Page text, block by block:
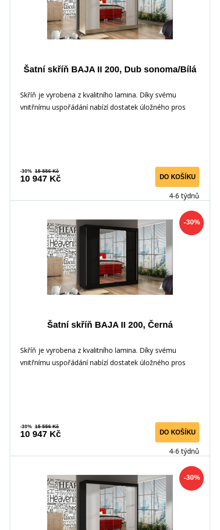
Šatní skříň BAJA II 200, Dub sonoma/Bílá
Skříň je vyrobena z kvalitního lamina. Díky svému
vnitřnímu uspořádání nabízí dostatek úložného pros
-30% 15 556 Kč
10 947 Kč DO KOŠÍKU
4-6 týdnů
-30%
Šatní skříň BAJA II 200, Černá
Skříň je vyrobena z kvalitního lamina. Díky svému
vnitřnímu uspořádání nabízí dostatek úložného pros
-30% 15 556 Kč
10 947 Kč DO KOŠÍKU
4-6 týdnů
-30%